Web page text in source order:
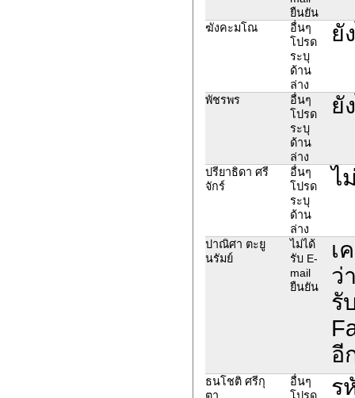
ยืนยัน
ฆังคะมโณ
อื่นๆ
โปรด
ระบุ
ด้าน
ล่าง
ยั
พัชร​พร
อื่นๆ
โปรด
ระบุ
ด้าน
ล่าง
ยั
ปรียาธิดา ศรี
จักร์
อื่นๆ
โปรด
ระบุ
ด้าน
ล่าง
ไ
ปาณิศา ตะยู
นรัมย์
ไม่ได้
รับ E-
mail
ยืนยัน
เ
ว่
รั
อี
ธนโชติ ศรีกุ
ตา
อื่นๆ
โปรด
ร